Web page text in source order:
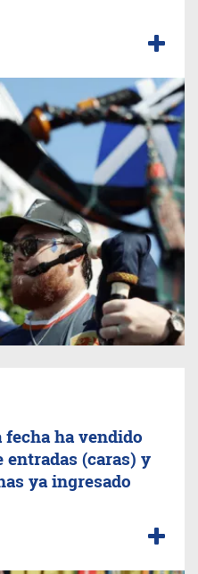
fecha ha vendido
entradas (caras) y
ya ingresado